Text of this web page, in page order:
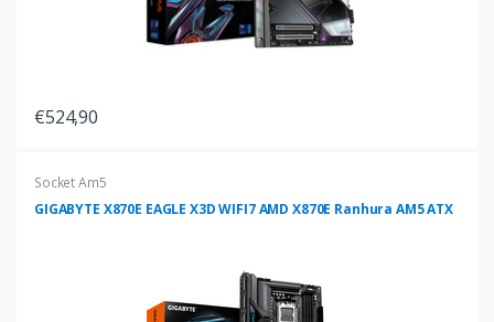
€524,90
Socket Am5
GIGABYTE X870E EAGLE X3D WIFI7 AMD X870E Ranhura AM5 ATX